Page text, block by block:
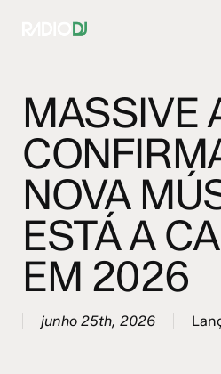
MASSIVE
NOVA
ESTÁ A
EM 2026
junho 25th, 2026